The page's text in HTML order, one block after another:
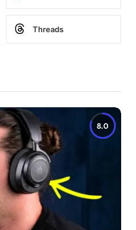
Threads
8.0